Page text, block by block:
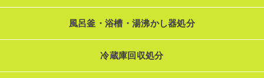
風呂釜・浴槽・湯沸かし器処分
冷蔵庫回収処分